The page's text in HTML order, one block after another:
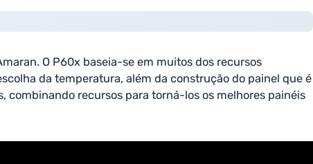
O P60x baseia-se em muitos dos recursos
da temperatura, além da construção do painel que é
combinando recursos para torná-los os melhores painéis